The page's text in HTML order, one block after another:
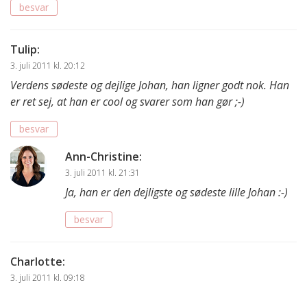
besvar
Tulip:
3. juli 2011 kl. 20:12
Verdens sødeste og dejlige Johan, han ligner godt nok. Han
er ret sej, at han er cool og svarer som han gør ;-)
besvar
Ann-Christine:
3. juli 2011 kl. 21:31
Ja, han er den dejligste og sødeste lille Johan :-)
besvar
Charlotte:
3. juli 2011 kl. 09:18